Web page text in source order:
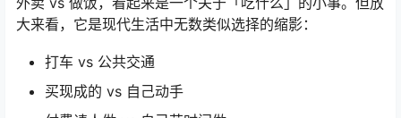
大来看，它是现代生活中无数类似选择的缩影：
打车 vs 公共交通
买现成的 vs 自己动手